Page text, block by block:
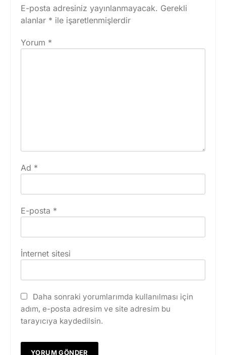
E-posta adresiniz yayınlanmayacak. Gerekli
alanlar * ile işaretlenmişlerdir
Yorum *
Ad *
E-posta *
İnternet sitesi
Daha sonraki yorumlarımda kullanılması için
adım, e-posta adresim ve site adresim bu
tarayıcıya kaydedilsin.